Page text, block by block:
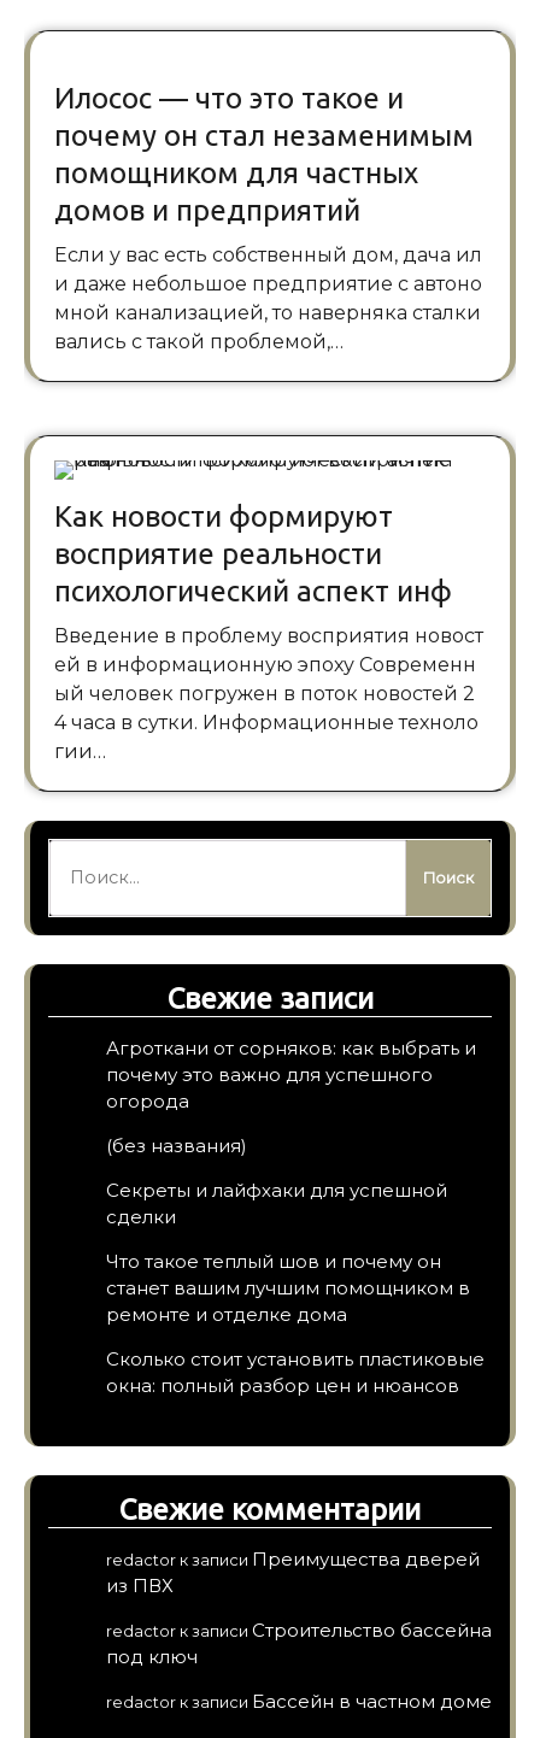
Илосос — что это такое и
почему он стал незаменимым
помощником для частных
домов и предприятий
Если у вас есть собственный дом, дача ил
и даже небольшое предприятие с автоно
мной канализацией, то наверняка сталки
вались с такой проблемой,…
Как новости формируют
восприятие реальности
психологический аспект инф
Введение в проблему восприятия новост
ей в информационную эпоху Современн
ый человек погружен в поток новостей 2
4 часа в сутки. Информационные техноло
гии…
Свежие записи
Агроткани от сорняков: как выбрать и
почему это важно для успешного
огорода
(без названия)
Секреты и лайфхаки для успешной
сделки
Что такое теплый шов и почему он
станет вашим лучшим помощником в
ремонте и отделке дома
Сколько стоит установить пластиковые
окна: полный разбор цен и нюансов
Свежие комментарии
redactor к записи Преимущества дверей
из ПВХ
redactor к записи Строительство бассейна
под ключ
redactor к записи Бассейн в частном доме